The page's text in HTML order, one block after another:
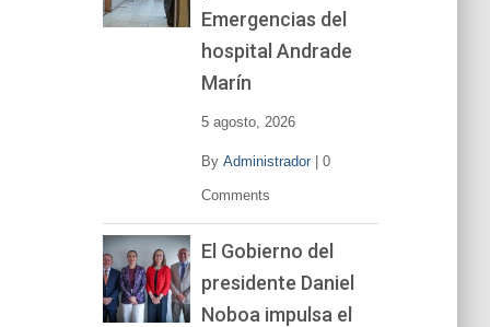
Emergencias del
hospital Andrade
Marín
5 agosto, 2026
By Administrador| 0
Comments
El Gobierno del
presidente Daniel
Noboa impulsa el